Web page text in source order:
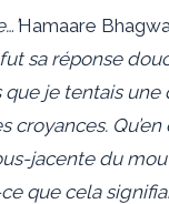
Hamaare
fut sa réponse
que je tentais une
croyances.
jacente du
ce que cela